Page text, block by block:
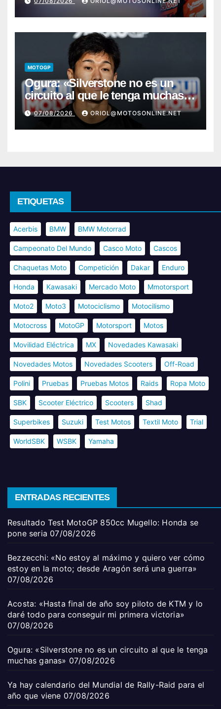
MOTOGP
Ogura: «Silverstone no es un
circuito al que le tenga muchas
ganas»
07/08/2026 ORIOL@MOTOSONLINE.NET
ETIQUETAS
Acerbis BMW BMW Motorrad
Campeonato Del Mundo Casco Moto Cascos
Chaquetas Moto Competición Dakar Enduro
Honda Kawasaki Mercado Moto Mmotorsport
Moto2 Moto3 Motociclismo Motocilismo
Motocross MotoGP Motorsport Motos
Movilidad Eléctrica MX Novedades Kawasaki
Novedades Motos Novedades Scooters Off-Road
Polini Pruebas Pruebas Motos Raids Ropa Moto
SBK Scooter Eléctrico Scooters Shad
Superbikes Suzuki Test Motos Textil Moto Trial
WorldSBK WSBK Yamaha
ENTRADAS RECIENTES
Resultado Test MotoGP 850cc Mugello: Honda se
pone seria 07/08/2026
Bezzecchi: «No estoy al máximo y quiero ver cómo
estoy en la moto; desde Aragón será una guerra»
07/08/2026
Acosta: «Hasta final de año soy piloto de KTM y lo
daré todo para conseguir mi primera victoria»
07/08/2026
Ogura: «Silverstone no es un circuito al que le tenga
muchas ganas» 07/08/2026
Ya hay calendario del Mundial de Rally-Raid para el
año que viene 07/08/2026